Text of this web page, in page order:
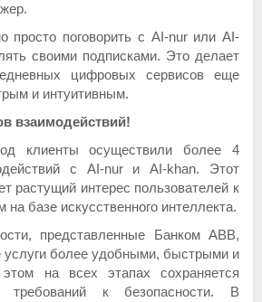
просто поговорить с AI-nur или AI-
своими подписками. Это делает
цифровых сервисов еще
и интуитивным.
взаимодействий!
клиенты осуществили более 4
с AI-nur и AI-khan. Этот
растущий интерес пользователей к
на базе искусственного интеллекта.
представленные Банком ABB,
услуги более удобными, быстрыми и
на всех этапах сохраняется
требований к безопасности. В